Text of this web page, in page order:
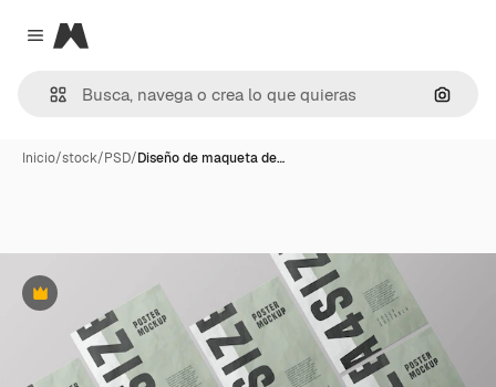
Close menu
Magnific
Inicio/stock/PSD/Diseño de maqueta de…
Premium